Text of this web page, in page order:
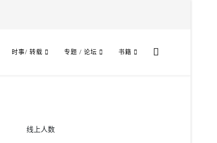
时事/ 转载 专题 / 论坛 书籍
线上人数